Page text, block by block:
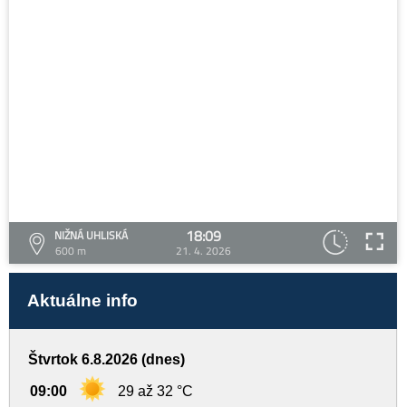
NIŽNÁ UHLISKÁ
600 m
18:09
21. 4. 2026
Aktuálne info
Štvrtok 6.8.2026 (dnes)
09:00 29 až 32 °C